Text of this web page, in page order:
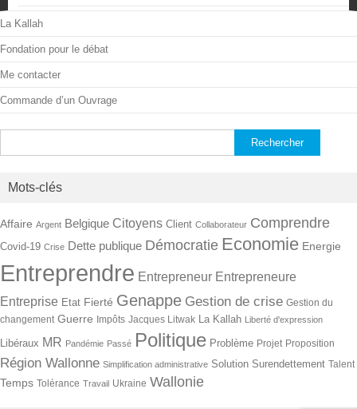
La Kallah
Fondation pour le débat
Me contacter
Commande d’un Ouvrage
Mots-clés
Affaire Argent Belgique Citoyens Client Collaborateur Comprendre
Covid-19 Crise Dette publique Démocratie Economie Energie
Entreprendre Entrepreneur Entrepreneure
Entreprise Etat Fierté Genappe Gestion de crise Gestion du
changement Guerre Impôts Jacques Litwak La Kallah Liberté d'expression
Libéraux MR Pandémie Passé Politique Problème Projet Proposition
Région Wallonne Simplification administrative Solution Surendettement Talent
Temps Tolérance Travail Ukraine Wallonie